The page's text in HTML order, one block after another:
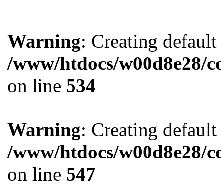
Warning: Creating
/www/htdocs/w00d8e28/
on line 534
Warning: Creating
/www/htdocs/w00d8e28/
on line 547